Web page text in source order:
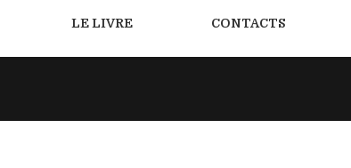
LE LIVRE CONTACTS